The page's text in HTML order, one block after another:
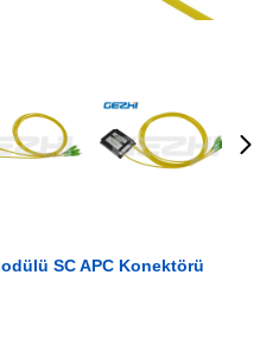
SC APC Konektörü